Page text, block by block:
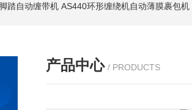
踏自动缠带机 AS440环形缠绕机自动薄膜裹包机
产品中心 / PRODUCTS